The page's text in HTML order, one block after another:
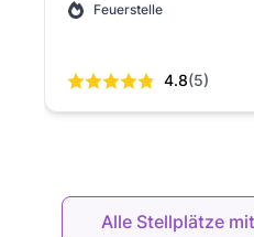
Feuerstelle
4.8(5)
Alle Stellplätze